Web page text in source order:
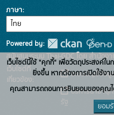
ภาษา
Powered by:
สนับสนุนระบบ Thai-GDC โดย สำนักง
เว็บไซต์ที่
เกี่ยวข้อง:
ระบบบัญชีข้อมู
บริการนามานุ
เว็บไซต์นี้ใช้ "คุกกี้" เพื่อวัตถุประสงค์ใ
ยิ่งขึ้น หากต้องการเปิดใช้ง
คุณสามารถถอนการยินยอมของคุณไ
ยอม